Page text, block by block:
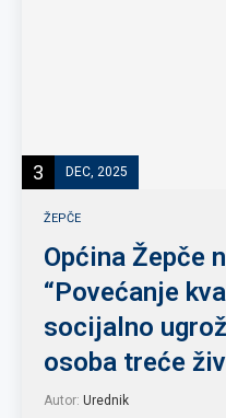
3 DEC, 2025
ŽEPČE
Općina Žepče
“Povećanje
socijalno
osoba treće
Autor: Urednik